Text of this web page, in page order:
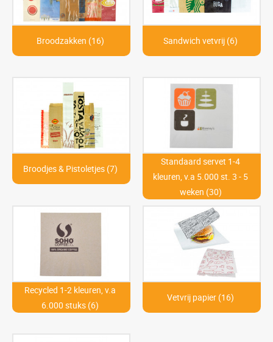
Broodzakken (16) Sandwich vetvrij (6)
Broodjes & Pistoletjes (7)
Standaard servet 1-4
kleuren, v.a 5.000 st. 3 - 5
weken (30)
Recycled 1-2 kleuren, v.a
6.000 stuks (6)
Vetvrij papier (16)